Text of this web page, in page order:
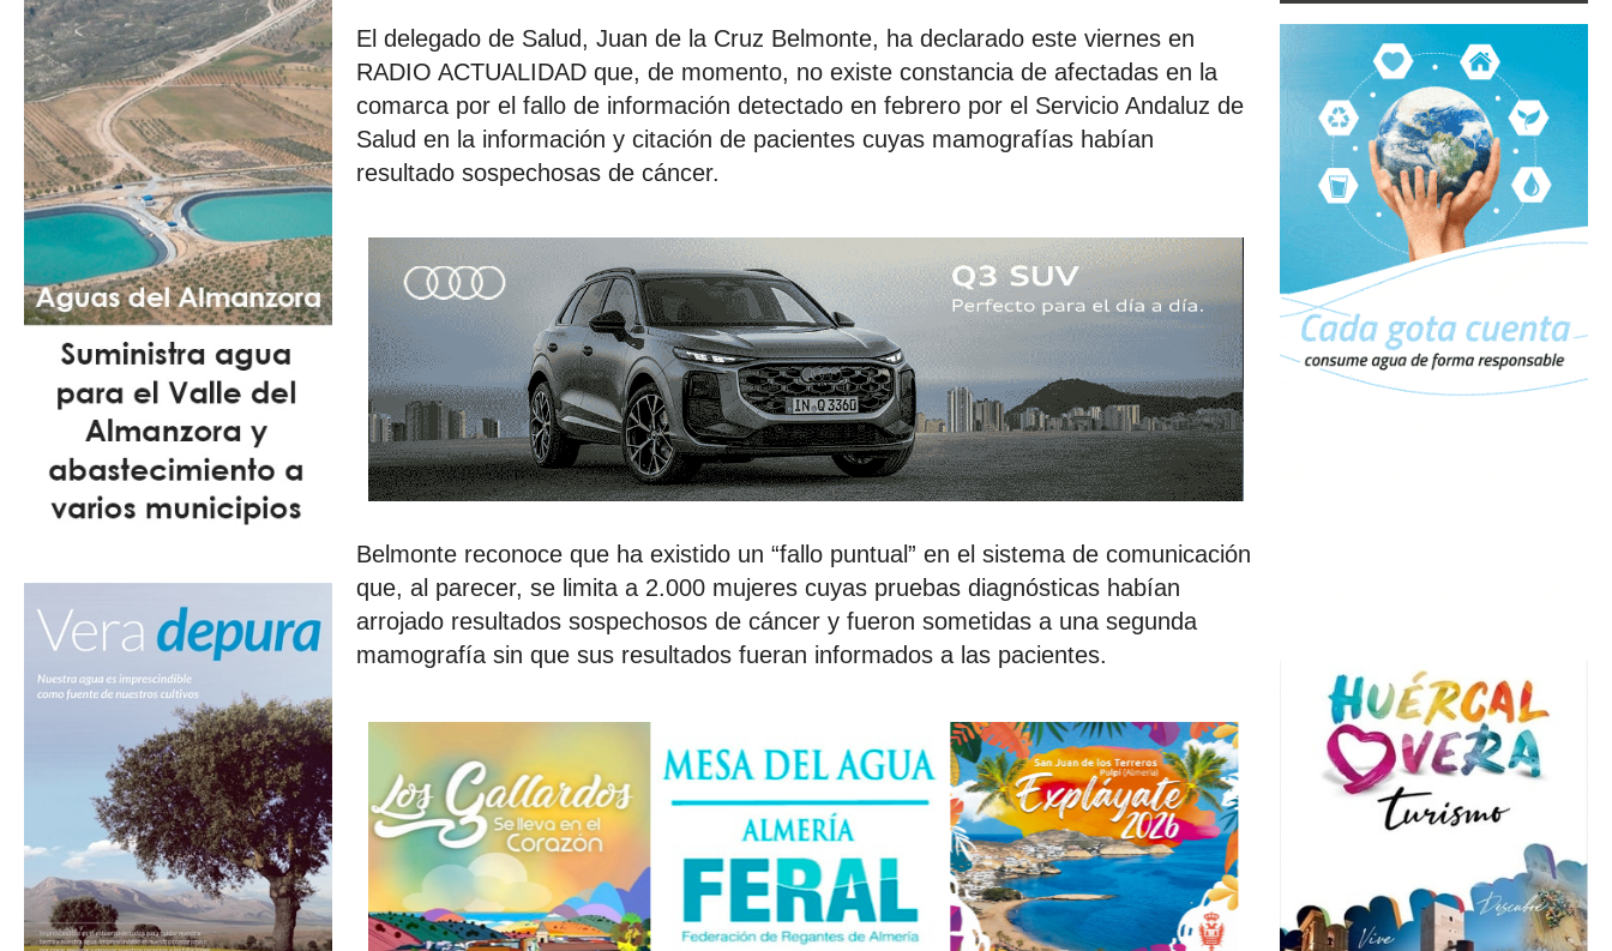
El delegado de Salud, Juan de la Cruz Belmonte, ha declarado este viernes en
RADIO ACTUALIDAD que, de momento, no existe constancia de afectadas en la
comarca por el fallo de información detectado en febrero por el Servicio Andaluz de
Salud en la información y citación de pacientes cuyas mamografías habían
resultado sospechosas de cáncer.
Belmonte reconoce que ha existido un “fallo puntual” en el sistema de comunicación
que, al parecer, se limita a 2.000 mujeres cuyas pruebas diagnósticas habían
arrojado resultados sospechosos de cáncer y fueron sometidas a una segunda
mamografía sin que sus resultados fueran informados a las pacientes.